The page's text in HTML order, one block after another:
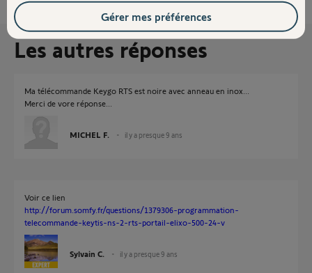
67%des internautes ont trouvé cette réponse utile
Les autres réponses
Ma télécommande Keygo RTS est noire avec anneau en inox...
Merci de vore réponse...
MICHEL F. il y a presque 9 ans
Voir ce lien
http://forum.somfy.fr/questions/1379306-programmation-
telecommande-keytis-ns-2-rts-portail-elixo-500-24-v
Sylvain C. il y a presque 9 ans
Gérer mes préférences